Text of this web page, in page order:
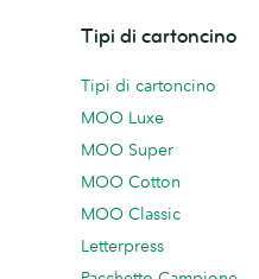
Tipi di cartoncino
Tipi di cartoncino
MOO Luxe
MOO Super
MOO Cotton
MOO Classic
Letterpress